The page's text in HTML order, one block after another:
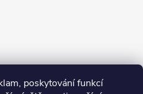
poskytování funkcí